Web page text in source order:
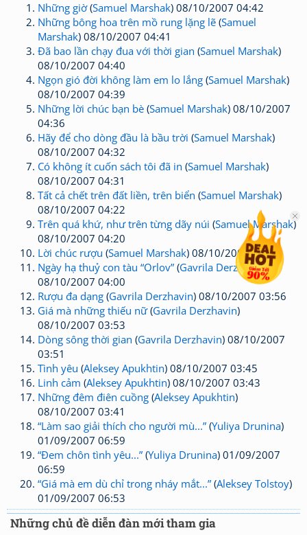
Những giờ(Samuel Marshak) 08/10/2007 04:42
Những bông hoa trên mồ rung lặng lẽ (Samuel
Marshak) 08/10/2007 04:41
Đã bao lần chạy đua với thời gian (Samuel Marshak)
08/10/2007 04:40
Ngọn gió đời không làm em lo lắng (Samuel Marshak)
08/10/2007 04:39
Những lời chúc bạn bè (Samuel Marshak) 08/10/2007
04:36
Hãy để cho dòng đầu là bầu trời (Samuel Marshak)
08/10/2007 04:32
Có không ít cuốn sách tôi đã in (Samuel Marshak)
08/10/2007 04:31
Tất cả chết trên đất liền, trên biển (Samuel Marshak)
08/10/2007 04:22
Trên quá khứ, như trên từng dãy núi (Samuel Marshak)
08/10/2007 04:20
Lời chúc rượu (Samuel Marshak) 08/10/2007 04:12
Ngày hạ thuỷ con tàu “Orlov” (Gavrila Derzhavin)
08/10/2007 04:00
Rượu đa dạng (Gavrila Derzhavin) 08/10/2007 03:56
Giá mà những thiếu nữ(Gavrila Derzhavin)
08/10/2007 03:53
Dòng sông thời gian (Gavrila Derzhavin) 08/10/2007
03:51
Tình yêu (Aleksey Apukhtin) 08/10/2007 03:45
Linh cảm (Aleksey Apukhtin) 08/10/2007 03:43
Những đêm điên cuồng (Aleksey Apukhtin)
08/10/2007 03:41
“Làm sao giải thích cho người mù...” (Yuliya Drunina)
01/09/2007 06:59
“Đem chôn tình yêu...” (Yuliya Drunina) 01/09/2007
06:59
“Giá mà em dù chỉ trong nháy mắt...” (Aleksey Tolstoy)
01/09/2007 06:53
Những chủ đề diễn đàn mới tham gia